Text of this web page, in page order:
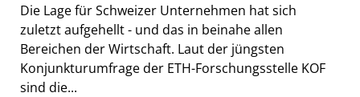
Die Lage für Schweizer Unternehmen hat sich
zuletzt aufgehellt - und das in beinahe allen
Bereichen der Wirtschaft. Laut der jüngsten
Konjunkturumfrage der ETH-Forschungsstelle KOF
sind die...